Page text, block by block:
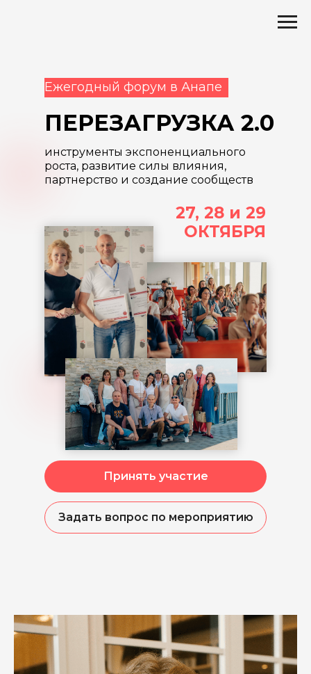
ПЕРЕЗАГРУЗКА 2.0
27, 28 и 29
ОКТЯБРЯ
Принять участие
Задать вопрос по мероприятию
инструменты экспоненциального
роста, развитие силы влияния,
партнерство и создание сообществ
Ежегодный форум в Анапе